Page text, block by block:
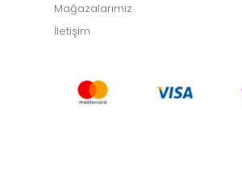
Mağazalarımız
İletişim